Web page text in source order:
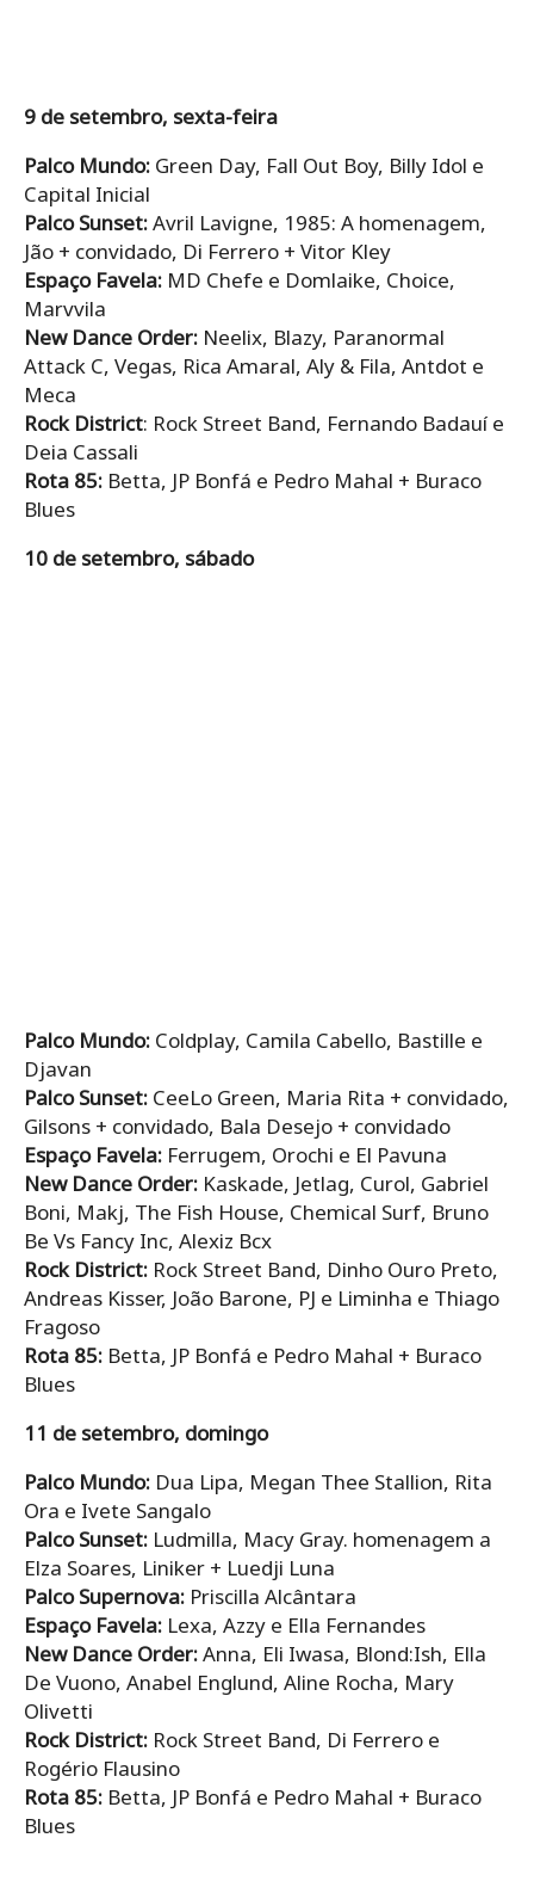
9 de setembro, sexta-feira
Palco Mundo: Green Day, Fall Out Boy, Billy Idol e
Capital Inicial
Palco Sunset:Avril Lavigne, 1985: A homenagem,
Jão + convidado, Di Ferrero + Vitor Kley
Espaço Favela: MD Chefe e Domlaike, Choice,
Marvvila
New Dance Order: Neelix, Blazy, Paranormal
Attack C, Vegas, Rica Amaral, Aly & Fila, Antdot e
Meca
Rock District: Rock Street Band, Fernando Badauí e
Deia Cassali
Rota 85: Betta, JP Bonfá e Pedro Mahal + Buraco
Blues
10 de setembro, sábado
Palco Mundo: Coldplay, Camila Cabello, Bastille e
Djavan
Palco Sunset: CeeLo Green, Maria Rita + convidado,
Gilsons + convidado, Bala Desejo + convidado
Espaço Favela: Ferrugem, Orochi e El Pavuna
New Dance Order: Kaskade, Jetlag, Curol, Gabriel
Boni, Makj, The Fish House, Chemical Surf, Bruno
Be Vs Fancy Inc, Alexiz Bcx
Rock District: Rock Street Band, Dinho Ouro Preto,
Andreas Kisser, João Barone, PJ e Liminha e Thiago
Fragoso
Rota 85: Betta, JP Bonfá e Pedro Mahal + Buraco
Blues
11 de setembro, domingo
Palco Mundo: Dua Lipa, Megan Thee Stallion, Rita
Ora e Ivete Sangalo
Palco Sunset: Ludmilla, Macy Gray. homenagem a
Elza Soares, Liniker + Luedji Luna
Palco Supernova: Priscilla Alcântara
Espaço Favela: Lexa, Azzy e Ella Fernandes
New Dance Order:Anna, Eli Iwasa, Blond:Ish, Ella
De Vuono, Anabel Englund, Aline Rocha, Mary
Olivetti
Rock District: Rock Street Band, Di Ferrero e
Rogério Flausino
Rota 85: Betta, JP Bonfá e Pedro Mahal + Buraco
Blues